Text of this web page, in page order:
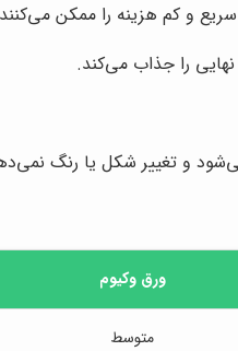
و کم هزینه را ممکن
را جذاب می‌کند.
و تغییر شکل یا رنگ
ورق وکیوم
متوسط